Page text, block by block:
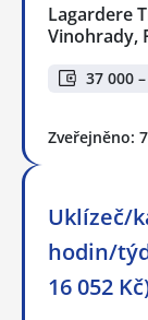
Lagardere
Vinohrady,
37 000
Zveřejněno:
Uklízeč/
hodin/
16 052